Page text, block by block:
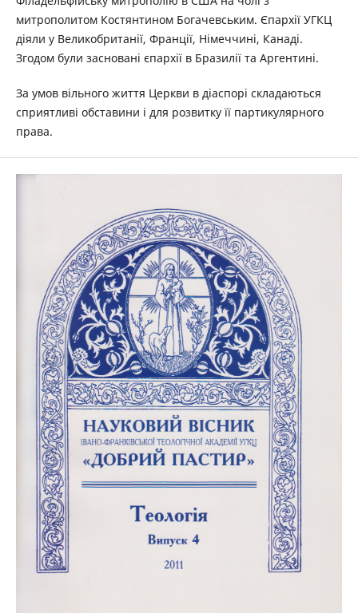
митрополитом Костянтином Богачевським. Єпархії УГКЦ
діяли у Великобританії, Франції, Німеччині, Канаді.
Згодом були засновані єпархії в Бразилії та Аргентині.
За умов вільного життя Церкви в діаспорі складаються
сприятливі обставини і для розвитку її партикулярного
права.